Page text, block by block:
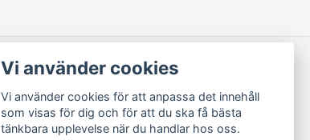
Vi använder cookies
Vi använder cookies för att anpassa det innehåll
som visas för dig och för att du ska få bästa
tänkbara upplevelse när du handlar hos oss.